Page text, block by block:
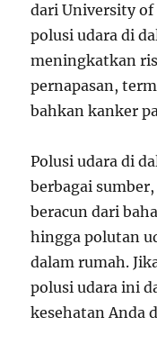
dari University of
polusi udara di
meningkatkan
pernapasan,
bahkan kanker
Polusi udara di
berbagai
beracun dari
hingga polutan
dalam rumah.
polusi udara ini
kesehatan Anda